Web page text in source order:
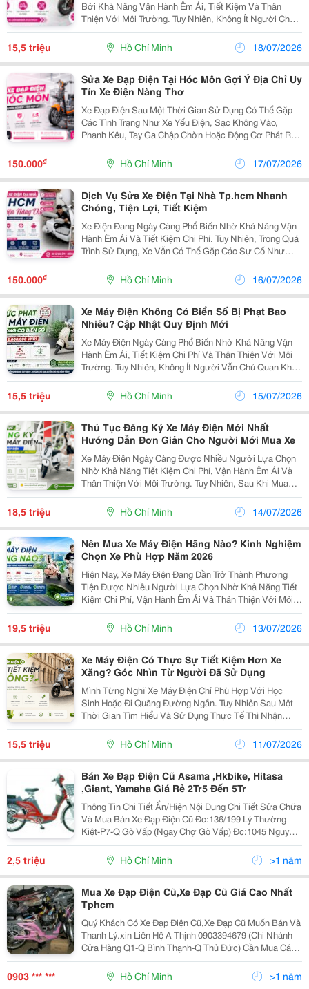
Bởi Khả Năng Vận Hành Êm Ái, Tiết Kiệm Và Thân
Thiện Với Môi Trường. Tuy Nhiên, Không Ít Người Cho
Rằng Xe Điện Ít Hỏng Nên Không Cần Bảo Dưỡng Định
Kỳ. Thực Tế, Đây Là Quan Niệm Chưa Chính Xác. Vì...
15,5 triệu Hồ Chí Minh 18/07/2026
Sửa Xe Đạp Điện Tại Hóc Môn Gợi Ý Địa Chỉ Uy
Tín Xe Điện Nàng Thơ
Xe Đạp Điện Sau Một Thời Gian Sử Dụng Có Thể Gặp
Các Tình Trạng Như Xe Yếu Điện, Sạc Không Vào,
Phanh Kêu, Tay Ga Chập Chờn Hoặc Động Cơ Phát Ra
Tiếng Ồn. Khi Đó, Việc Lựa Chọn Một Địa Chỉ Sửa
Chữa Uy Tín Sẽ Giúp Xe Hoạt Động Ổn Định Và Tiết
Kiệm Chi...
150.000₫ Hồ Chí Minh 17/07/2026
Dịch Vụ Sửa Xe Điện Tại Nhà Tp.hcm Nhanh
Chóng, Tiện Lợi, Tiết Kiệm
Xe Điện Đang Ngày Càng Phổ Biến Nhờ Khả Năng Vận
Hành Êm Ái Và Tiết Kiệm Chi Phí. Tuy Nhiên, Trong Quá
Trình Sử Dụng, Xe Vẫn Có Thể Gặp Các Sự Cố Như
Không Lên Điện, Sạc Không Vào, Xe Yếu Pin, Mất Ga
Hay Hỏng Phanh. Khi Đó, Dịch Vụ Sửa Xe Điện Tại...
150.000₫ Hồ Chí Minh 16/07/2026
Xe Máy Điện Không Có Biển Số Bị Phạt Bao
Nhiêu? Cập Nhật Quy Định Mới
Xe Máy Điện Ngày Càng Phổ Biến Nhờ Khả Năng Vận
Hành Êm Ái, Tiết Kiệm Chi Phí Và Thân Thiện Với Môi
Trường. Tuy Nhiên, Không Ít Người Vẫn Chủ Quan Khi
Sử Dụng Xe Mà Chưa Đăng Ký Biển Số, Dẫn Đến Nguy
Cơ Bị Xử Phạt Khi Tham Gia Giao Thông. Theo...
15,5 triệu Hồ Chí Minh 15/07/2026
Thủ Tục Đăng Ký Xe Máy Điện Mới Nhất
Hướng Dẫn Đơn Giản Cho Người Mới Mua Xe
Xe Máy Điện Ngày Càng Được Nhiều Người Lựa Chọn
Nhờ Khả Năng Tiết Kiệm Chi Phí, Vận Hành Êm Ái Và
Thân Thiện Với Môi Trường. Tuy Nhiên, Sau Khi Mua
Xe, Không Ít Người Băn Khoăn Về Quy Trình Đăng Ký
Biển Số. Nếu Bạn Cũng Đang Tìm Hiểu Thủ Tục Đăng
18,5 triệu Hồ Chí Minh 14/07/2026
Nên Mua Xe Máy Điện Hãng Nào? Kinh Nghiệm
Chọn Xe Phù Hợp Năm 2026
Hiện Nay, Xe Máy Điện Đang Dần Trở Thành Phương
Tiện Được Nhiều Người Lựa Chọn Nhờ Khả Năng Tiết
Kiệm Chi Phí, Vận Hành Êm Ái Và Thân Thiện Với Môi
Trường. Tuy Nhiên, Giữa Rất Nhiều Thương Hiệu Trên
Thị Trường, Câu Hỏi Nên Mua Xe Máy Điện Hãng Nào...
19,5 triệu Hồ Chí Minh 13/07/2026
Xe Máy Điện Có Thực Sự Tiết Kiệm Hơn Xe
Xăng? Góc Nhìn Từ Người Đã Sử Dụng
Mình Từng Nghĩ Xe Máy Điện Chỉ Phù Hợp Với Học
Sinh Hoặc Đi Quãng Đường Ngắn. Tuy Nhiên Sau Một
Thời Gian Tìm Hiểu Và Sử Dụng Thực Tế Thì Nhận
Thấy Khoản Tiền Phải Bỏ Ra Mỗi Tháng Thấp Hơn Đáng
Kể So Với Xe Máy Chạy Xăng. Nếu Xe Xăng Phải Đổ
Nhiên...
15,5 triệu Hồ Chí Minh 11/07/2026
Bán Xe Đạp Điện Cũ Asama ,Hkbike, Hitasa
,Giant, Yamaha Giá Rẻ 2Tr5 Đến 5Tr
Thông Tin Chi Tiết Ẩn/Hiện Nội Dung Chi Tiết Sửa Chữa
Và Mua Bán Xe Đạp Điện Cũ Đc:136/199 Lý Thường
Kiệt-P7-Q Gò Vấp (Ngay Chợ Gò Vấp) Đc:1045 Nguyễn
Kiễm-P 3-Q Gò Vấp(Cửa Hàng Năm Châu) Đc:1A
Nguyễn Đình Chiểu-
2,5 triệu Hồ Chí Minh >1 năm
Mua Xe Đạp Điện Cũ,Xe Đạp Cũ Giá Cao Nhất
Tphcm
Quý Khách Có Xe Đạp Điện Cũ,Xe Đạp Cũ Muốn Bán Và
Thanh Lý.xin Liên Hệ A Thịnh 0903394679 (Chi Nhánh
Cửa Hàng Q1-Q Bình Thạnh-Q Thủ Đức) Cần Mua Các
Loại Xe Đạp Điện Cũ,Hư Bình,Không Chạy Được,Để
Lâu Không Chạy.... Giá Mua Cao Nhất Tphcm, Nhiệt
0903 *** *** Hồ Chí Minh >1 năm